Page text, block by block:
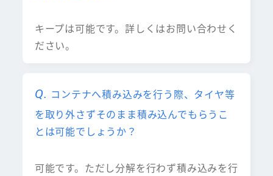
キープは可能です。詳しくはお問い合わせく
ださい。
コンテナへ積み込みを行う際、タイヤ等
を取り外さずそのまま積み込んでもらうこ
とは可能でしょうか？
可能です。ただし分解を行わず積み込みを行